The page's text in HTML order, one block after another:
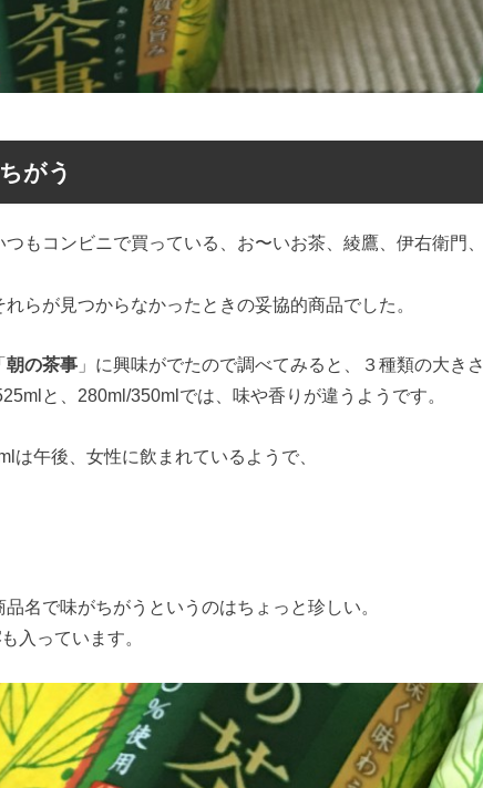
がう
もコンビニで買っている、お〜いお茶、綾鷹、伊右衛門、
らが見つからなかったときの妥協的商品でした。
朝の茶事 」に興味がでたので調べてみると、３種類の大きさ
と、280ml/350mlでは、味や香りが違うようです。
は午後、女性に飲まれているようで、
名で味がちがうというのはちょっと珍しい。
も入っています。